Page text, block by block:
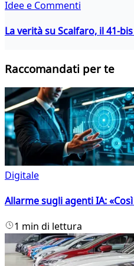
Idee e Commenti
La verità su Scalfaro, il 41-
Raccomandati per te
Digitale
Allarme sugli agenti IA:
1 min di lettura